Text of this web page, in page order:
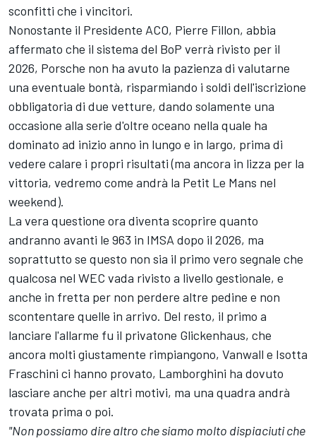
sconfitti che i vincitori.
Nonostante il Presidente ACO, Pierre Fillon, abbia
affermato che il sistema del BoP verrà rivisto per il
2026, Porsche non ha avuto la pazienza di valutarne
una eventuale bontà, risparmiando i soldi dell'iscrizione
obbligatoria di due vetture, dando solamente una
occasione alla serie d'oltre oceano nella quale ha
dominato ad inizio anno in lungo e in largo, prima di
vedere calare i propri risultati (ma ancora in lizza per la
vittoria, vedremo come andrà la Petit Le Mans nel
weekend).
La vera questione ora diventa scoprire quanto
andranno avanti le 963 in IMSA dopo il 2026, ma
soprattutto se questo non sia il primo vero segnale che
qualcosa nel WEC vada rivisto a livello gestionale, e
anche in fretta per non perdere altre pedine e non
scontentare quelle in arrivo. Del resto, il primo a
lanciare l'allarme fu il privatone Glickenhaus, che
ancora molti giustamente rimpiangono, Vanwall e Isotta
Fraschini ci hanno provato, Lamborghini ha dovuto
lasciare anche per altri motivi, ma una quadra andrà
trovata prima o poi.
"Non possiamo dire altro che siamo molto dispiaciuti che